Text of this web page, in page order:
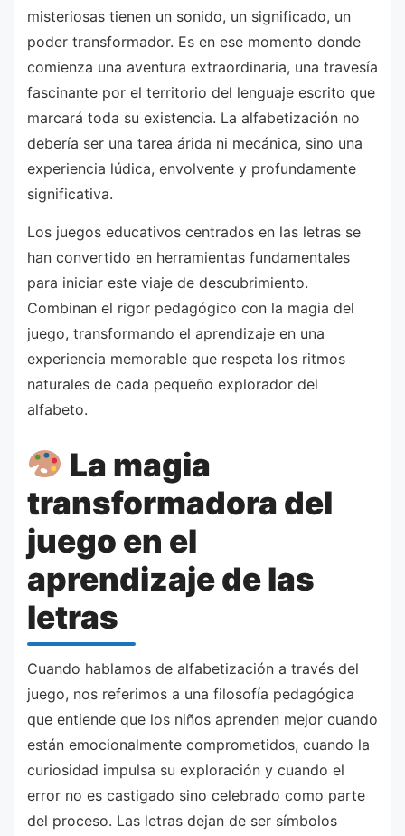
misteriosas tienen un sonido, un significado, un
poder transformador. Es en ese momento donde
comienza una aventura extraordinaria, una travesía
fascinante por el territorio del lenguaje escrito que
marcará toda su existencia. La alfabetización no
debería ser una tarea árida ni mecánica, sino una
experiencia lúdica, envolvente y profundamente
significativa.
Los juegos educativos centrados en las letras se
han convertido en herramientas fundamentales
para iniciar este viaje de descubrimiento.
Combinan el rigor pedagógico con la magia del
juego, transformando el aprendizaje en una
experiencia memorable que respeta los ritmos
naturales de cada pequeño explorador del
alfabeto.
La magia
transformadora del
juego en el
aprendizaje de las
letras
Cuando hablamos de alfabetización a través del
juego, nos referimos a una filosofía pedagógica
que entiende que los niños aprenden mejor cuando
están emocionalmente comprometidos, cuando la
curiosidad impulsa su exploración y cuando el
error no es castigado sino celebrado como parte
del proceso. Las letras dejan de ser símbolos